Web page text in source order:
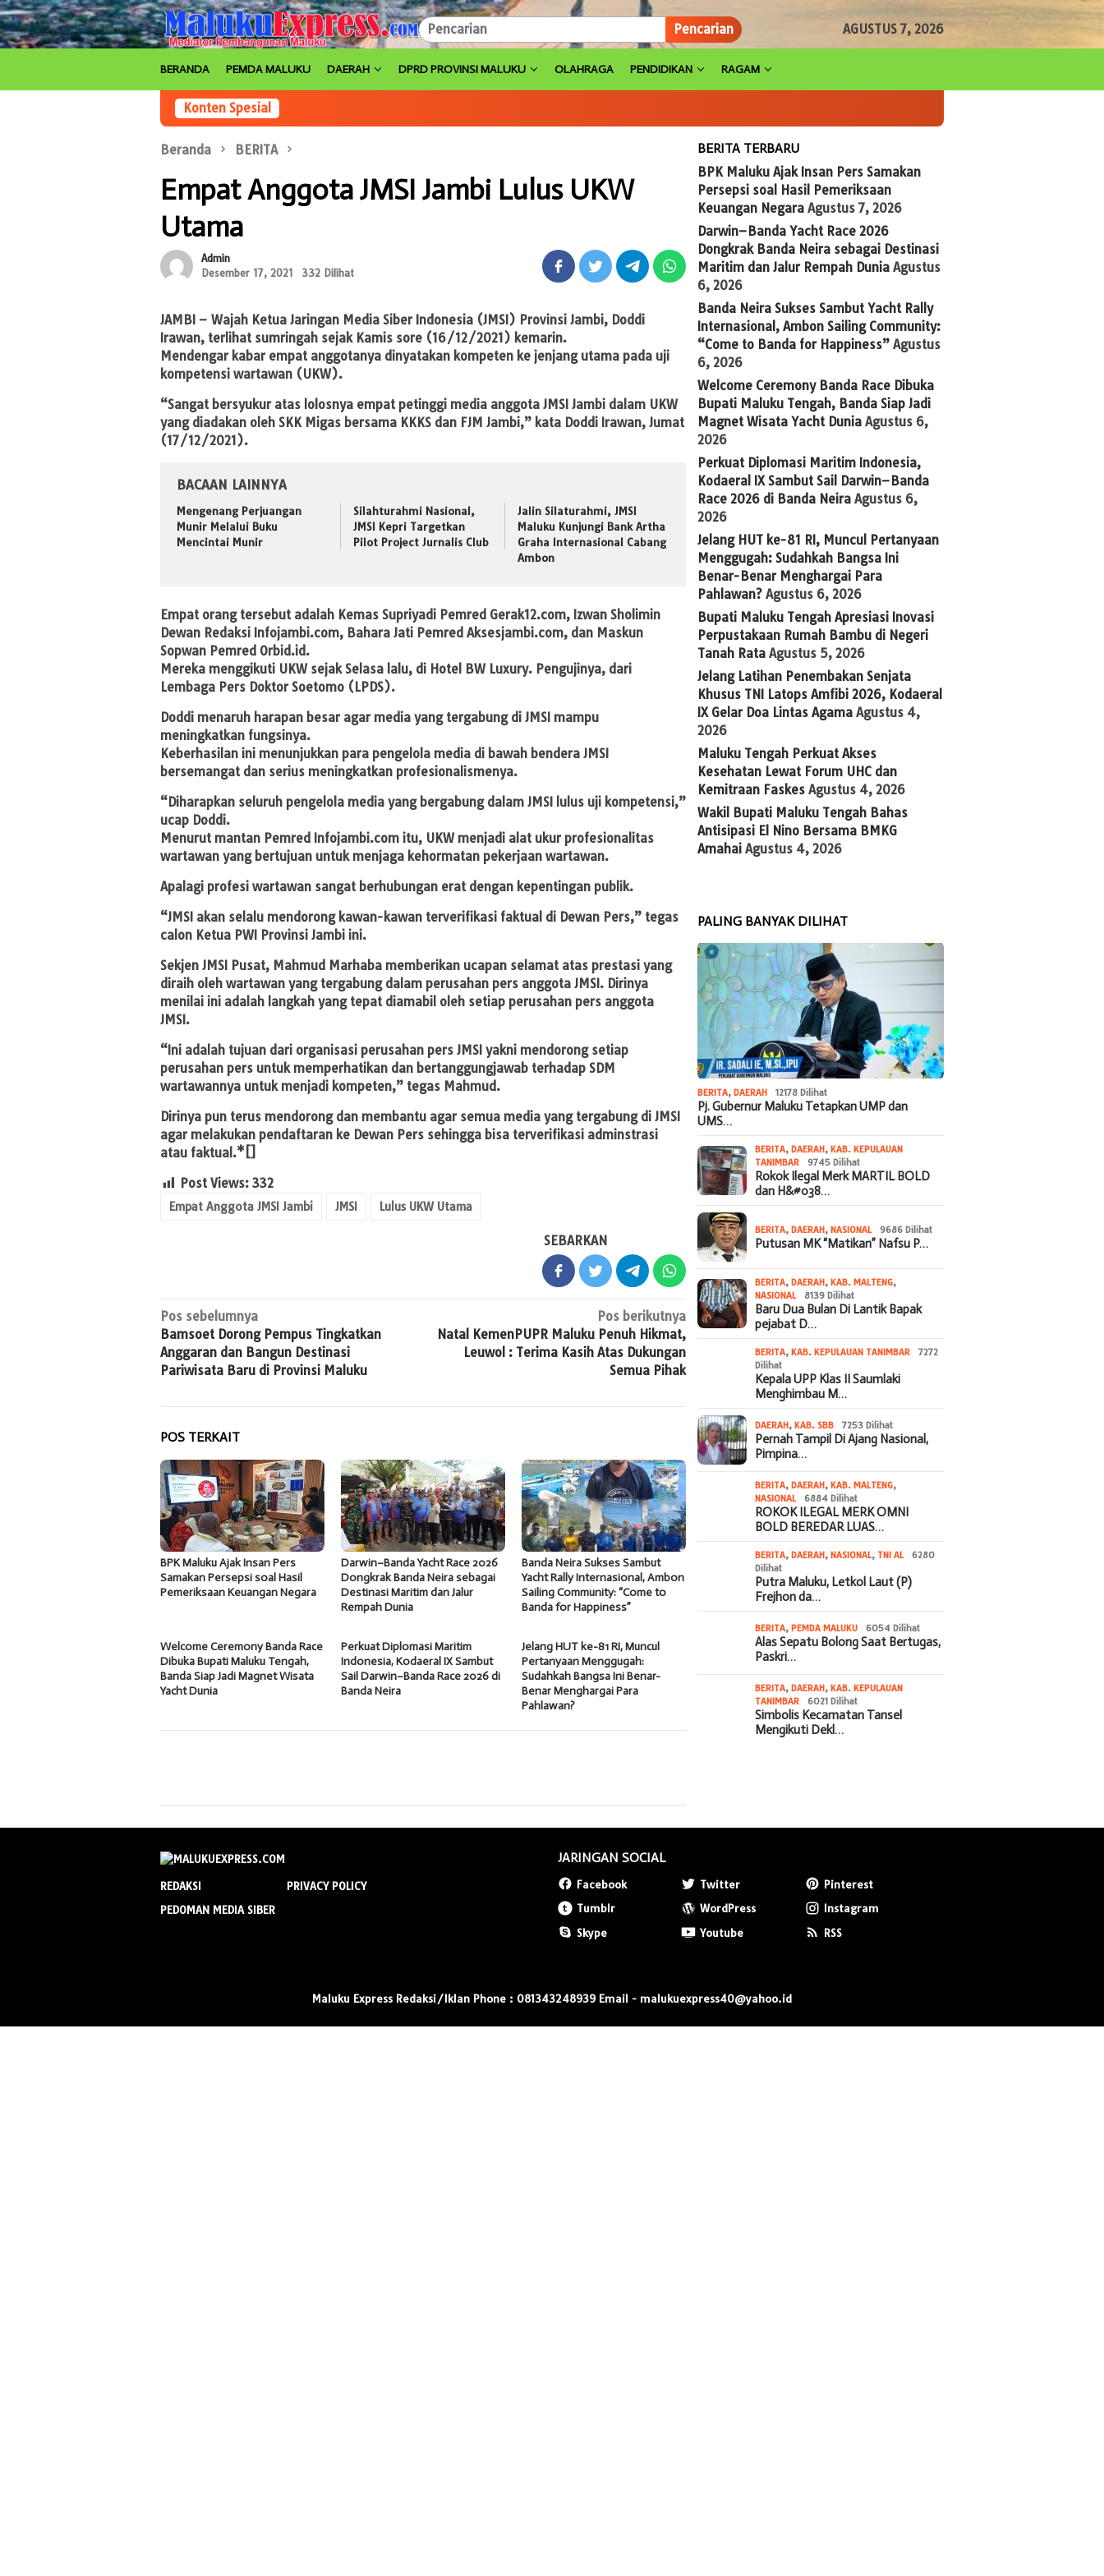
Loncat
ke
konten
Pencarian AGUSTUS 7, 2026
BERANDA PEMDA MALUKU DAERAH DPRD PROVINSI MALUKU OLAHRAGA PENDIDIKAN RAGAM
Konten Spesial
Beranda BERITA
Empat Anggota JMSI Jambi Lulus UKW
Utama
Admin
Desember 17, 2021
332 Dilihat
JAMBI – Wajah Ketua Jaringan Media Siber Indonesia (JMSI) Provinsi Jambi, Doddi
Irawan, terlihat sumringah sejak Kamis sore (16/12/2021) kemarin.
Mendengar kabar empat anggotanya dinyatakan kompeten ke jenjang utama pada uji
kompetensi wartawan (UKW).
“Sangat bersyukur atas lolosnya empat petinggi media anggota JMSI Jambi dalam UKW
yang diadakan oleh SKK Migas bersama KKKS dan FJM Jambi,” kata Doddi Irawan, Jumat
(17/12/2021).
BACAAN LAINNYA
Mengenang Perjuangan
Munir Melalui Buku
Mencintai Munir
Silahturahmi Nasional,
JMSI Kepri Targetkan
Pilot Project Jurnalis Club
Jalin Silaturahmi, JMSI
Maluku Kunjungi Bank Artha
Graha Internasional Cabang
Ambon
Empat orang tersebut adalah Kemas Supriyadi Pemred Gerak12.com, Izwan Sholimin
Dewan Redaksi Infojambi.com, Bahara Jati Pemred Aksesjambi.com, dan Maskun
Sopwan Pemred Orbid.id.
Mereka menggikuti UKW sejak Selasa lalu, di Hotel BW Luxury. Pengujinya, dari
Lembaga Pers Doktor Soetomo (LPDS).
Doddi menaruh harapan besar agar media yang tergabung di JMSI mampu
meningkatkan fungsinya.
Keberhasilan ini menunjukkan para pengelola media di bawah bendera JMSI
bersemangat dan serius meningkatkan profesionalismenya.
“Diharapkan seluruh pengelola media yang bergabung dalam JMSI lulus uji kompetensi,”
ucap Doddi.
Menurut mantan Pemred Infojambi.com itu, UKW menjadi alat ukur profesionalitas
wartawan yang bertujuan untuk menjaga kehormatan pekerjaan wartawan.
Apalagi profesi wartawan sangat berhubungan erat dengan kepentingan publik.
“JMSI akan selalu mendorong kawan-kawan terverifikasi faktual di Dewan Pers,” tegas
calon Ketua PWI Provinsi Jambi ini.
Sekjen JMSI Pusat, Mahmud Marhaba memberikan ucapan selamat atas prestasi yang
diraih oleh wartawan yang tergabung dalam perusahan pers anggota JMSI. Dirinya
menilai ini adalah langkah yang tepat diamabil oleh setiap perusahan pers anggota
JMSI.
“Ini adalah tujuan dari organisasi perusahan pers JMSI yakni mendorong setiap
perusahan pers untuk memperhatikan dan bertanggungjawab terhadap SDM
wartawannya untuk menjadi kompeten,” tegas Mahmud.
Dirinya pun terus mendorong dan membantu agar semua media yang tergabung di JMSI
agar melakukan pendaftaran ke Dewan Pers sehingga bisa terverifikasi adminstrasi
atau faktual.*[]
Post Views: 332
Empat Anggota JMSI Jambi JMSI Lulus UKW Utama
SEBARKAN
Navigasi
pos
Pos sebelumnya
Bamsoet Dorong Pempus Tingkatkan
Anggaran dan Bangun Destinasi
Pariwisata Baru di Provinsi Maluku
Pos berikutnya
Natal KemenPUPR Maluku Penuh Hikmat,
Leuwol : Terima Kasih Atas Dukungan
Semua Pihak
POS TERKAIT
BPK Maluku Ajak Insan Pers
Samakan Persepsi soal Hasil
Pemeriksaan Keuangan Negara
Darwin–Banda Yacht Race 2026
Dongkrak Banda Neira sebagai
Destinasi Maritim dan Jalur
Rempah Dunia
Banda Neira Sukses Sambut
Yacht Rally Internasional, Ambon
Sailing Community: “Come to
Banda for Happiness”
Welcome Ceremony Banda Race
Dibuka Bupati Maluku Tengah,
Banda Siap Jadi Magnet Wisata
Yacht Dunia
Perkuat Diplomasi Maritim
Indonesia, Kodaeral IX Sambut
Sail Darwin–Banda Race 2026 di
Banda Neira
Jelang HUT ke-81 RI, Muncul
Pertanyaan Menggugah:
Sudahkah Bangsa Ini Benar-
Benar Menghargai Para
Pahlawan?
BERITA TERBARU
BPK Maluku Ajak Insan Pers Samakan
Persepsi soal Hasil Pemeriksaan
Keuangan Negara Agustus 7, 2026
Darwin–Banda Yacht Race 2026
Dongkrak Banda Neira sebagai Destinasi
Maritim dan Jalur Rempah Dunia Agustus
6, 2026
Banda Neira Sukses Sambut Yacht Rally
Internasional, Ambon Sailing Community:
“Come to Banda for Happiness” Agustus
6, 2026
Welcome Ceremony Banda Race Dibuka
Bupati Maluku Tengah, Banda Siap Jadi
Magnet Wisata Yacht Dunia Agustus 6,
2026
Perkuat Diplomasi Maritim Indonesia,
Kodaeral IX Sambut Sail Darwin–Banda
Race 2026 di Banda Neira Agustus 6,
2026
Jelang HUT ke-81 RI, Muncul Pertanyaan
Menggugah: Sudahkah Bangsa Ini
Benar-Benar Menghargai Para
Pahlawan? Agustus 6, 2026
Bupati Maluku Tengah Apresiasi Inovasi
Perpustakaan Rumah Bambu di Negeri
Tanah Rata Agustus 5, 2026
Jelang Latihan Penembakan Senjata
Khusus TNI Latops Amfibi 2026, Kodaeral
IX Gelar Doa Lintas Agama Agustus 4,
2026
Maluku Tengah Perkuat Akses
Kesehatan Lewat Forum UHC dan
Kemitraan Faskes Agustus 4, 2026
Wakil Bupati Maluku Tengah Bahas
Antisipasi El Nino Bersama BMKG
Amahai Agustus 4, 2026
PALING BANYAK DILIHAT
BERITA,DAERAH 12178 Dilihat
Pj. Gubernur Maluku Tetapkan UMP dan
UMS…
BERITA,DAERAH,KAB. KEPULAUAN
TANIMBAR
9745 Dilihat
Rokok Ilegal Merk MARTIL BOLD
dan H&#038…
BERITA,DAERAH,NASIONAL 9686 Dilihat
Putusan MK “Matikan” Nafsu P…
BERITA,DAERAH,KAB. MALTENG,
NASIONAL
8139 Dilihat
Baru Dua Bulan Di Lantik Bapak
pejabat D…
BERITA,KAB. KEPULAUAN TANIMBAR
7272
Dilihat
Kepala UPP Klas II Saumlaki
Menghimbau M…
DAERAH,KAB. SBB 7253 Dilihat
Pernah Tampil Di Ajang Nasional,
Pimpina…
BERITA,DAERAH,KAB. MALTENG,
NASIONAL
6884 Dilihat
ROKOK ILEGAL MERK OMNI
BOLD BEREDAR LUAS…
BERITA,DAERAH,NASIONAL, TNI AL
6280
Dilihat
Putra Maluku, Letkol Laut (P)
Frejhon da…
BERITA,PEMDA MALUKU 6054 Dilihat
Alas Sepatu Bolong Saat Bertugas,
Paskri…
BERITA,DAERAH,KAB. KEPULAUAN
TANIMBAR
6021 Dilihat
Simbolis Kecamatan Tansel
Mengikuti Dekl…
REDAKSI
PRIVACY POLICY
PEDOMAN MEDIA SIBER
JARINGAN SOCIAL
Facebook Twitter
Pinterest
Tumblr
WordPress
Instagram
Skype
Youtube RSS
Maluku Express Redaksi/Iklan Phone : 081343248939 Email - malukuexpress40@yahoo.id